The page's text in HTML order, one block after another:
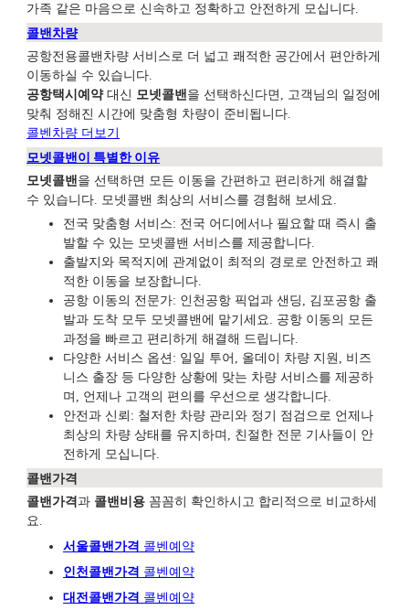
가족 같은 마음으로 신속하고 정확하고 안전하게 모십니다.
콜밴차량
공항전용콜밴차량 서비스로 더 넓고 쾌적한 공간에서 편안하게
이동하실 수 있습니다.
공항택시예약대신 모넷콜밴을 선택하신다면, 고객님의 일정에
맞춰 정해진 시간에 맞춤형 차량이 준비됩니다.
콜벤차량 더보기
모넷콜밴이 특별한 이유
모넷콜밴을 선택하면 모든 이동을 간편하고 편리하게 해결할
수 있습니다. 모넷콜밴 최상의 서비스를 경험해 보세요.
전국 맞춤형 서비스: 전국 어디에서나 필요할 때 즉시 출
발할 수 있는 모넷콜밴 서비스를 제공합니다.
출발지와 목적지에 관계없이 최적의 경로로 안전하고 쾌
적한 이동을 보장합니다.
공항 이동의 전문가: 인천공항 픽업과 샌딩, 김포공항 출
발과 도착 모두 모넷콜밴에 맡기세요. 공항 이동의 모든
과정을 빠르고 편리하게 해결해 드립니다.
다양한 서비스 옵션: 일일 투어, 올데이 차량 지원, 비즈
니스 출장 등 다양한 상황에 맞는 차량 서비스를 제공하
며, 언제나 고객의 편의를 우선으로 생각합니다.
안전과 신뢰: 철저한 차량 관리와 정기 점검으로 언제나
최상의 차량 상태를 유지하며, 친절한 전문 기사들이 안
전하게 모십니다.
콜밴가격
콜밴가격과 콜밴비용 꼼꼼히 확인하시고 합리적으로 비교하세
요.
서울콜밴가격 콜벤예 약
인천콜밴가격 콜벤예약
대전콜밴가격 콜벤예약